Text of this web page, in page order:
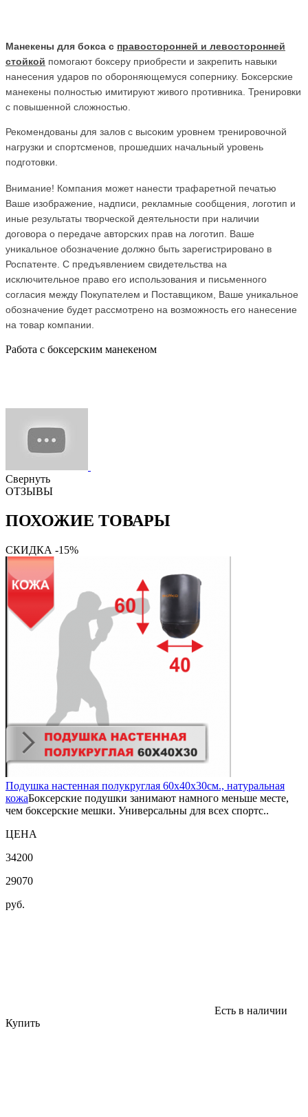
Манекены для бокса с правосторонней и левосторонней
стойкой помогают боксеру приобрести и закрепить навыки
нанесения ударов по обороняющемуся сопернику. Боксерские
манекены полностью имитируют живого противника. Тренировки
с повышенной сложностью.
Рекомендованы для залов с высоким уровнем тренировочной
нагрузки и спортсменов, прошедших начальный уровень
подготовки.
Внимание! Компания может нанести трафаретной печатью
Ваше изображение, надписи, рекламные сообщения, логотип и
иные результаты творческой деятельности при наличии
договора о передаче авторских прав на логотип. Ваше
уникальное обозначение должно быть зарегистрировано в
Роспатенте. С предъявлением свидетельства на
исключительное право его использования и письменного
согласия между Покупателем и Поставщиком, Ваше уникальное
обозначение будет рассмотрено на возможность его нанесение
на товар компании.
Работа с боксерским манекеном
Свернуть
ОТЗЫВЫ
ПОХОЖИЕ ТОВАРЫ
СКИДКА -15%
Подушка настенная полукруглая 60х40х30см., натуральная
кожаБоксерские подушки занимают намного меньше месте,
чем боксерские мешки. Универсальны для всех спортс..
ЦЕНА
34200
29070
руб.
Есть в наличии
Купить